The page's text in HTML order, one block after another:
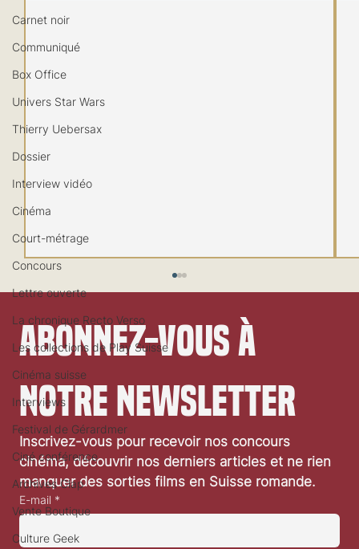
Carnet noir
Communiqué
Box Office
Univers Star Wars
Thierry Uebersax
Dossier
Interview vidéo
Cinéma
Court-métrage
Concours
Lettre ouverte
La chronique Recto Verso
Les collections de Play Suisse
Cinéma suisse
Interviews
Festival de Gérardmer
Ciné conférence
Archives Clap
Vente Boutique
Culture Geek
«Sauvages»: Interview de Claude Barras
Abonnez-vous à
notre newsletter
Inscrivez-vous pour recevoir nos concours
cinéma, découvrir nos derniers articles et ne rien
manquer des sorties films en Suisse romande.
E-mail *